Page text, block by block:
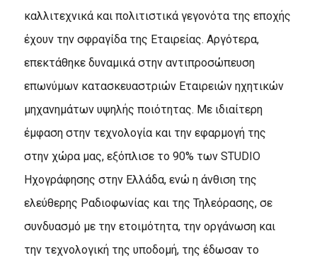
καλλιτεχνικά και πολιτιστικά γεγονότα της εποχής
έχουν την σφραγίδα της Εταιρείας. Αργότερα,
επεκτάθηκε δυναμικά στην αντιπροσώπευση
επωνύμων κατασκευαστριών Εταιρειών ηχητικών
μηχανημάτων υψηλής ποιότητας. Με ιδιαίτερη
έμφαση στην τεχνολογία και την εφαρμογή της
στην χώρα μας, εξόπλισε το 90% των STUDIO
Ηχογράφησης στην Ελλάδα, ενώ η άνθιση της
ελεύθερης Ραδιοφωνίας και της Τηλεόρασης, σε
συνδυασμό με την ετοιμότητα, την οργάνωση και
την τεχνολογική της υποδομή, της έδωσαν το